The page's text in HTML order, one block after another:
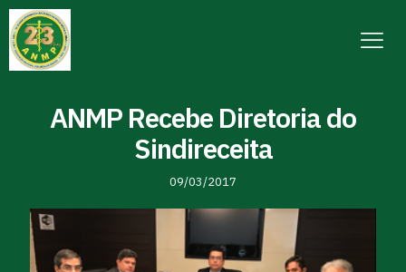
ANMP Recebe Diretoria do
Sindireceita
09/03/2017